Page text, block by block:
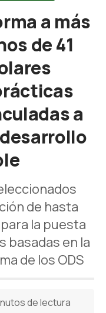
a más
de 41
a
de hasta
la puesta
basadas en la
de los ODS
de lectura